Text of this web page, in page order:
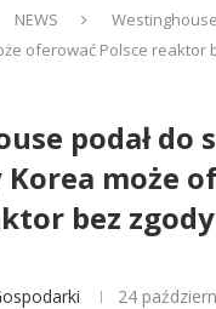
NEWS
oferować Polsce reaktor
podał do
Korea może
bez
24